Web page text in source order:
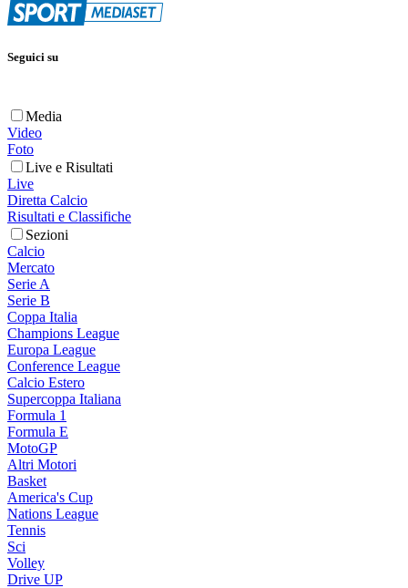
Seguici su
Media
Video
Foto
Live e Risultati
Live
Diretta Calcio
Risultati e Classifiche
Sezioni
Calcio
Mercato
Serie A
Serie B
Coppa Italia
Champions League
Europa League
Conference League
Calcio Estero
Supercoppa Italiana
Formula 1
Formula E
MotoGP
Altri Motori
Basket
America's Cup
Nations League
Tennis
Sci
Volley
Drive UP